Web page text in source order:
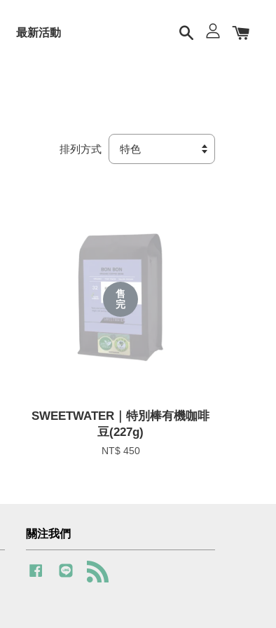
最新活動
排列方式
售
完
SWEETWATER｜特別棒有機咖啡
豆(227g)
NT$ 450
關注我們
Facebook
Line